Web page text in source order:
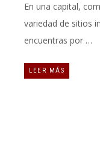
En una capital,
variedad de sitios
encuentras por …
LEER MÁS